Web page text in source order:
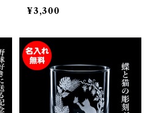
入れロックグラス オリジ
ナルギフト 誕プレ 母の日
¥3,300